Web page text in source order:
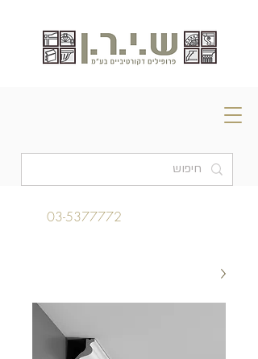
03-5377772